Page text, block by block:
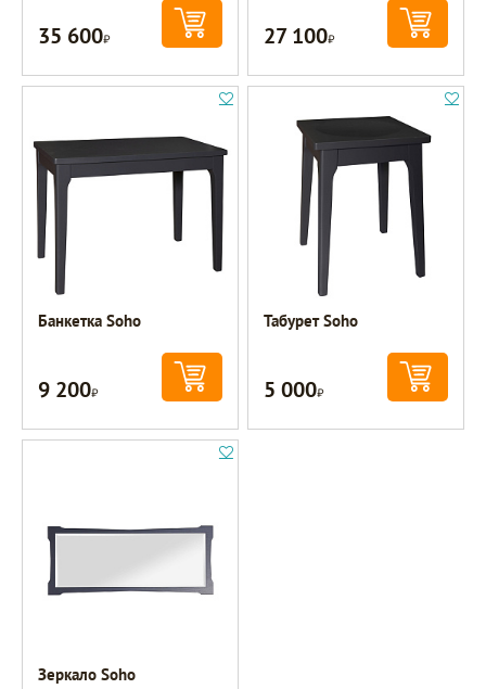
35 600Р 27 100Р
Банкетка Soho
9 200Р
Табурет Soho
5 000Р
Зеркало Soho